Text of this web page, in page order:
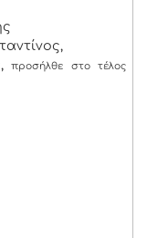
προσήλθε στο τέλος